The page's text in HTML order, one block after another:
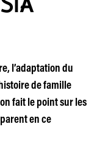
l’adaptation du
de famille
fait le point sur les
en ce